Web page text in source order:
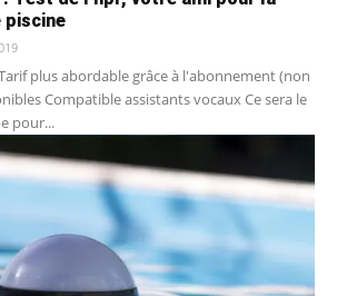
piscine
pour...